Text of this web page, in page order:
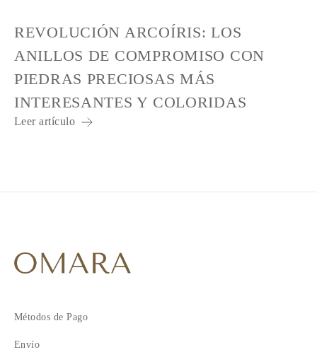
REVOLUCIÓN ARCOÍRIS: LOS
ANILLOS DE COMPROMISO CON
PIEDRAS PRECIOSAS MÁS
INTERESANTES Y COLORIDAS
Leer artículo
Métodos de Pago
Envío